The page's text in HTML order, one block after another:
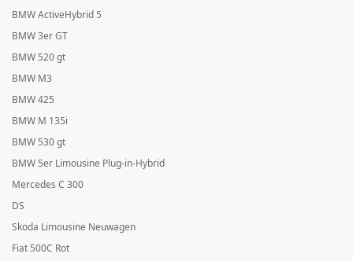
BMW ActiveHybrid 5
BMW 3er GT
BMW 520 gt
BMW M3
BMW 425
BMW M 135i
BMW 530 gt
BMW 5er Limousine Plug-in-Hybrid
Mercedes C 300
DS
Skoda Limousine Neuwagen
Fiat 500C Rot